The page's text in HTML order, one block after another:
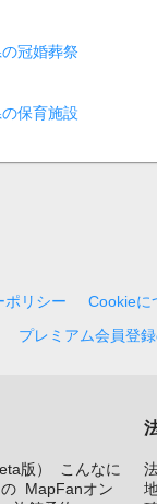
冠婚葬祭
保育施設
ポリシー
Cookieに
プレミアム会員登
版）
こんなに
MapFanオン